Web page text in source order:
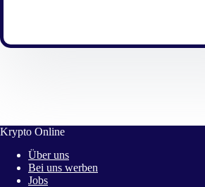
Krypto Online
Über uns
Bei uns werben
Jobs